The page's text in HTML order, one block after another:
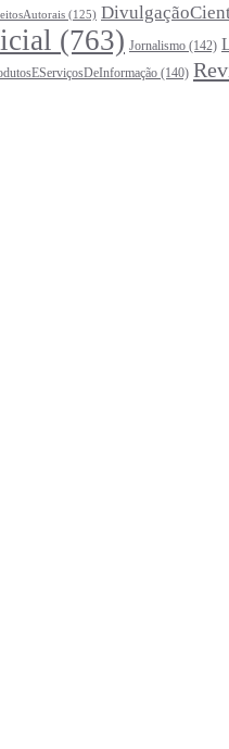
(125)
(763) Jornalismo (142)
(140)